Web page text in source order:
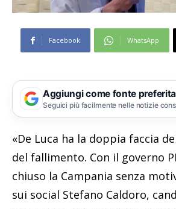
Facebook WhatsApp
Aggiungi come fonte
Seguici più facilmente nelle notizie
«De Luca ha la doppia faccia
del fallimento. Con il governo
chiuso la Campania senza
sui social Stefano Caldoro,